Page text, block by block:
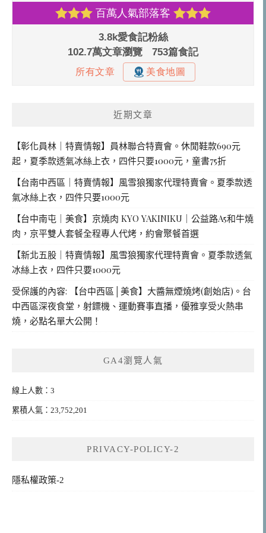
近期文章
【彰化員林｜特賣情報】員林聯合特賣會。休閒鞋款690元
起，夏季款透氣冰絲上衣，四件只要1000元，童書75折
【台南中西區｜特賣情報】風雪狼獨家代理特賣會。夏季款透
氣冰絲上衣，四件只要1000元
【台中南屯｜美食】京燒肉 KYO YAKINIKU｜公益路A5和牛燒
肉，京平雙人套餐全程專人代烤，約會聚餐首選
【新北五股｜特賣情報】風雪狼獨家代理特賣會。夏季款透氣
冰絲上衣，四件只要1000元
受保護的內容: 【台中西區│美食】大醬無煙燒烤(創始店)。台
中西區深夜食堂，射鏢機、運動賽事直播，優雅享受火熱串
燒，必點名單大公開！
GA4瀏覽人氣
線上人數：3
累積人氣：23,752,201
PRIVACY-POLICY-2
隱私權政策-2